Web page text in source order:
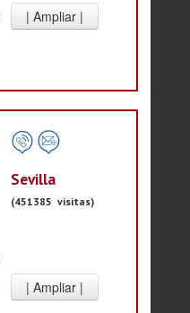
Sevilla
(451385 visitas)